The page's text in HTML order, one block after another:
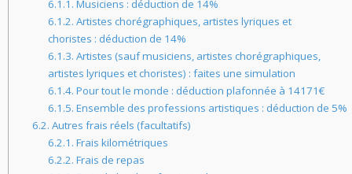
6.1.1. Musiciens : déduction de 14%
6.1.2. Artistes chorégraphiques, artistes lyriques et
choristes : déduction de 14%
6.1.3. Artistes (sauf musiciens, artistes chorégraphiques,
artistes lyriques et choristes) : faites une simulation
6.1.4. Pour tout le monde : déduction plafonnée à 14171€
6.1.5. Ensemble des professions artistiques : déduction de 5%
6.2. Autres frais réels (facultatifs)
6.2.1. Frais kilométriques
6.2.2. Frais de repas